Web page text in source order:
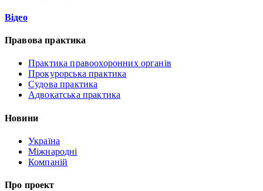
Відео
Правова практика
Практика правоохоронних органів
Прокурорська практика
Судова практика
Адвокатська практика
Новини
Україна
Міжнародні
Компаній
Про проект